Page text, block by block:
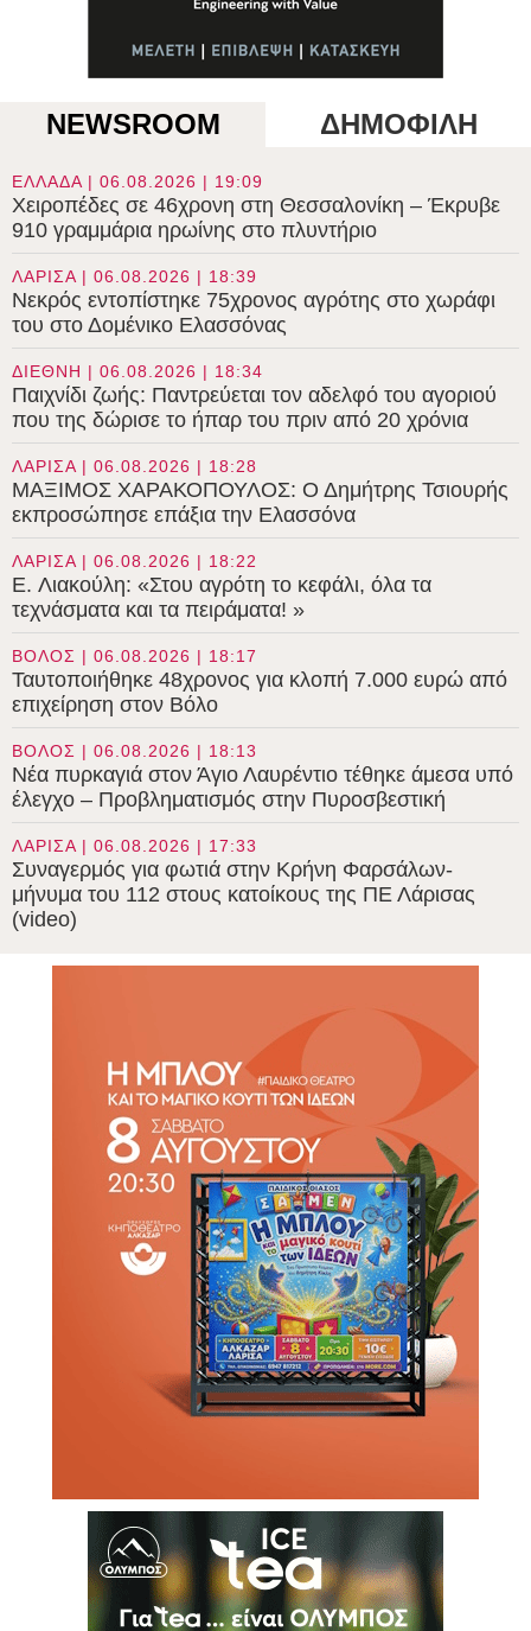
NEWSROOM ΔΗΜΟΦΙΛΗ
ΕΛΛΑΔΑ | 06.08.2026 | 19:09
Χειροπέδες σε 46χρονη στη Θεσσαλονίκη – Έκρυβε
910 γραμμάρια ηρωίνης στο πλυντήριο
ΛΑΡΙΣΑ | 06.08.2026 | 18:39
Νεκρός εντοπίστηκε 75χρονος αγρότης στο χωράφι
του στο Δομένικο Ελασσόνας
ΔΙΕΘΝΗ | 06.08.2026 | 18:34
Παιχνίδι ζωής: Παντρεύεται τον αδελφό του αγοριού
που της δώρισε το ήπαρ του πριν από 20 χρόνια
ΛΑΡΙΣΑ | 06.08.2026 | 18:28
ΜΑΞΙΜΟΣ ΧΑΡΑΚΟΠΟΥΛΟΣ: Ο Δημήτρης Τσιουρής
εκπροσώπησε επάξια την Ελασσόνα
ΛΑΡΙΣΑ | 06.08.2026 | 18:22
E. Λιακούλη: «Στου αγρότη το κεφάλι, όλα τα
τεχνάσματα και τα πειράματα! »
ΒΟΛΟΣ | 06.08.2026 | 18:17
Ταυτοποιήθηκε 48χρονος για κλοπή 7.000 ευρώ από
επιχείρηση στον Βόλο
ΒΟΛΟΣ | 06.08.2026 | 18:13
Νέα πυρκαγιά στον Άγιο Λαυρέντιο τέθηκε άμεσα υπό
έλεγχο – Προβληματισμός στην Πυροσβεστική
ΛΑΡΙΣΑ | 06.08.2026 | 17:33
Συναγερμός για φωτιά στην Κρήνη Φαρσάλων-
μήνυμα του 112 στους κατοίκους της ΠΕ Λάρισας
(video)